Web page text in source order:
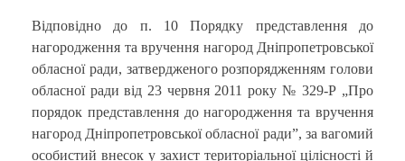
Відповідно до п. 10 Порядку представлення до
нагородження та вручення нагород Дніпропетровської
обласної ради, затвердженого розпорядженням голови
обласної ради від 23 червня 2011 року № 329-Р „Про
порядок представлення до нагородження та вручення
нагород Дніпропетровської обласної ради”, за вагомий
особистий внесок у захист територіальної цілісності й